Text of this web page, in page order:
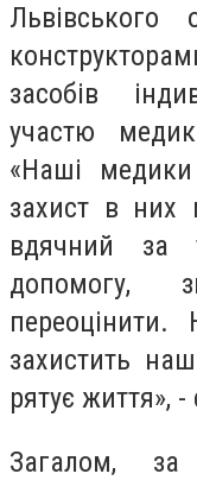
Львівського
засобів
участю
«Наші
захист в них
вдячний за
допомогу,
захистить
рятує життя»,
Загалом, за